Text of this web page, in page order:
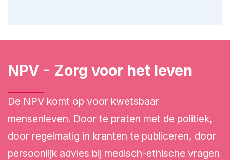
NPV - Zorg voor het leven
De NPV komt op voor kwetsbaar
mensenleven. Door te praten met de politiek,
door regelmatig in kranten te publiceren, door
persoonlijk advies bij medisch-ethische vragen